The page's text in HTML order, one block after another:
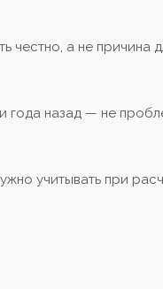
честно, а не причина
года назад — не
учитывать при